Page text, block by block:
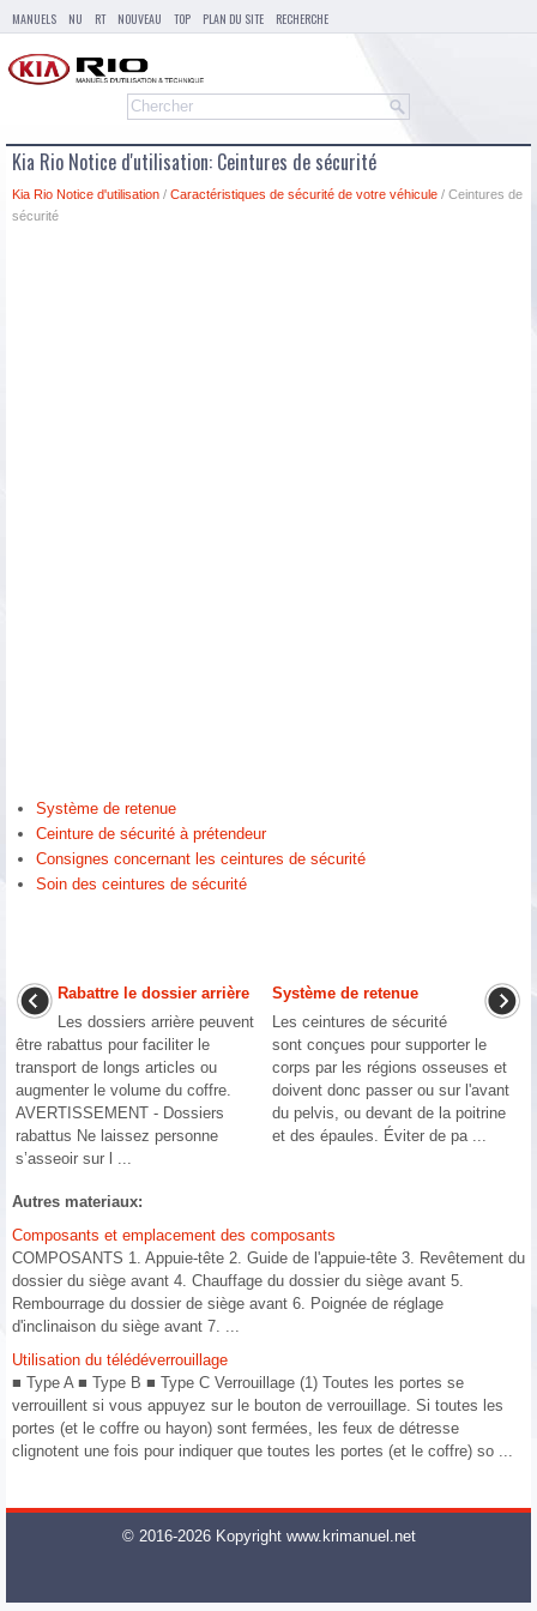
MANUELS NU RT NOUVEAU TOP PLAN DU SITE RECHERCHE
Kia Rio Notice d'utilisation: Ceintures de sécurité
Kia Rio Notice d'utilisation / Caractéristiques de sécurité de votre véhicule / Ceintures de
sécurité
Système de retenue
Ceinture de sécurité à prétendeur
Consignes concernant les ceintures de sécurité
Soin des ceintures de sécurité
Rabattre le dossier arrière
Les dossiers arrière peuvent
être rabattus pour faciliter le
transport de longs articles ou
augmenter le volume du coffre.
AVERTISSEMENT - Dossiers
rabattus Ne laissez personne
s’asseoir sur l ...
Système de retenue
Les ceintures de sécurité
sont conçues pour supporter le
corps par les régions osseuses et
doivent donc passer ou sur l'avant
du pelvis, ou devant de la poitrine
et des épaules. Éviter de pa ...
Autres materiaux:
Composants et emplacement des composants
COMPOSANTS 1. Appuie-tête 2. Guide de l'appuie-tête 3. Revêtement du
dossier du siège avant 4. Chauffage du dossier du siège avant 5.
Rembourrage du dossier de siège avant 6. Poignée de réglage
d'inclinaison du siège avant 7. ...
Utilisation du télédéverrouillage
■ Type A ■ Type B ■ Type C Verrouillage (1) Toutes les portes se
verrouillent si vous appuyez sur le bouton de verrouillage. Si toutes les
portes (et le coffre ou hayon) sont fermées, les feux de détresse
clignotent une fois pour indiquer que toutes les portes (et le coffre) so ...
© 2016-2026 Kopyright www.krimanuel.net